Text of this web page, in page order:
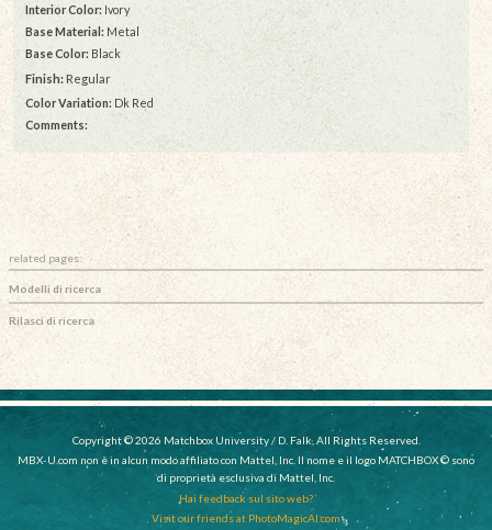
Interior Color: Ivory
Base Material: Metal
Base Color: Black
Finish:Regular
Color Variation: Dk Red
Comments:
related pages:
Modelli di ricerca
Rilasci di ricerca
Copyright © 2026 Matchbox University / D. Falk, All Rights Reserved.
MBX-U.com non è in alcun modo affiliato con Mattel, Inc. Il nome e il logo MATCHBOX © sono
di proprietà esclusiva di Mattel, Inc.
Hai feedback sul sito web?
Visit our friends at PhotoMagicAI.com